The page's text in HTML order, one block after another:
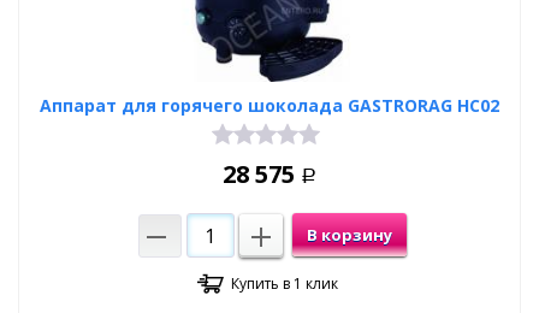
Аппарат для горячего шоколада GASTRORAG HC02
28 575 Р
В корзину
Купить в 1 клик